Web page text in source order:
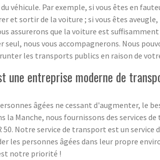
véhicule. Par exemple, si vous êtes en
et sortir de la voiture ; si vous êtes
assurerons que la voiture est suffisamment
seul, nous vous accompagnerons. Nous
les transports publics en raison de
une entreprise moderne de
âgées ne cessant d'augmenter, le
la Manche, nous fournissons des services
50. Notre service de transport est un
les personnes âgées dans leur propre
notre priorité !